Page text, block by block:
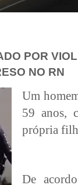
POR
NO RN
Um
59 anos,
própria
De